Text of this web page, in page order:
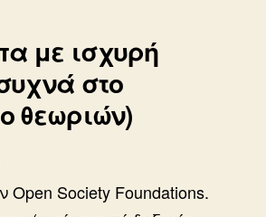
με ισχυρή
στο
θεωριών)
Open Society Foundations.